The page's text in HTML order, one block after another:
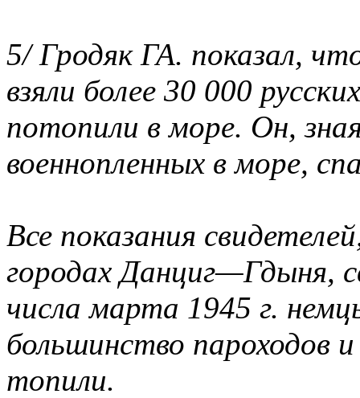
5/ Гродяк ГА. показал,
взяли более 30 000
потопили в море. Он,
военнопленных в море,
Все показания
городах Данциг—Гдыня,
числа марта 1945 г.
большинство пароходов
топили.